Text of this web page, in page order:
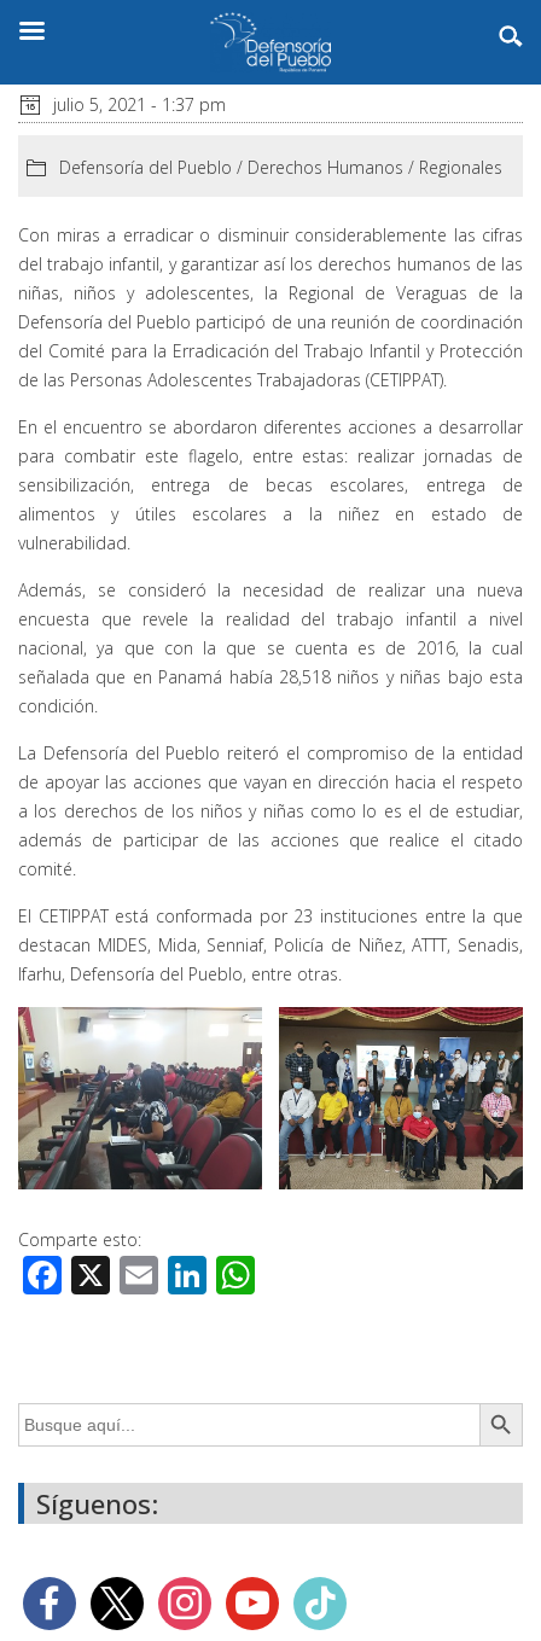
julio 5, 2021 - 1:37 pm
Defensoría del Pueblo / Derechos Humanos / Regionales
Con miras a erradicar o disminuir considerablemente las cifras
del trabajo infantil, y garantizar así los derechos humanos de las
niñas, niños y adolescentes, la Regional de Veraguas de la
Defensoría del Pueblo participó de una reunión de coordinación
del Comité para la Erradicación del Trabajo Infantil y Protección
de las Personas Adolescentes Trabajadoras (CETIPPAT).
En el encuentro se abordaron diferentes acciones a desarrollar
para combatir este flagelo, entre estas: realizar jornadas de
sensibilización, entrega de becas escolares, entrega de
alimentos y útiles escolares a la niñez en estado de
vulnerabilidad.
Además, se consideró la necesidad de realizar una nueva
encuesta que revele la realidad del trabajo infantil a nivel
nacional, ya que con la que se cuenta es de 2016, la cual
señalada que en Panamá había 28,518 niños y niñas bajo esta
condición.
La Defensoría del Pueblo reiteró el compromiso de la entidad
de apoyar las acciones que vayan en dirección hacia el respeto
a los derechos de los niños y niñas como lo es el de estudiar,
además de participar de las acciones que realice el citado
comité.
El CETIPPAT está conformada por 23 instituciones entre la que
destacan MIDES, Mida, Senniaf, Policía de Niñez, ATTT, Senadis,
Ifarhu, Defensoría del Pueblo, entre otras.
Comparte esto:
Facebook
X EmailLinkedIn
Buscar: Botón de
Síguenos: